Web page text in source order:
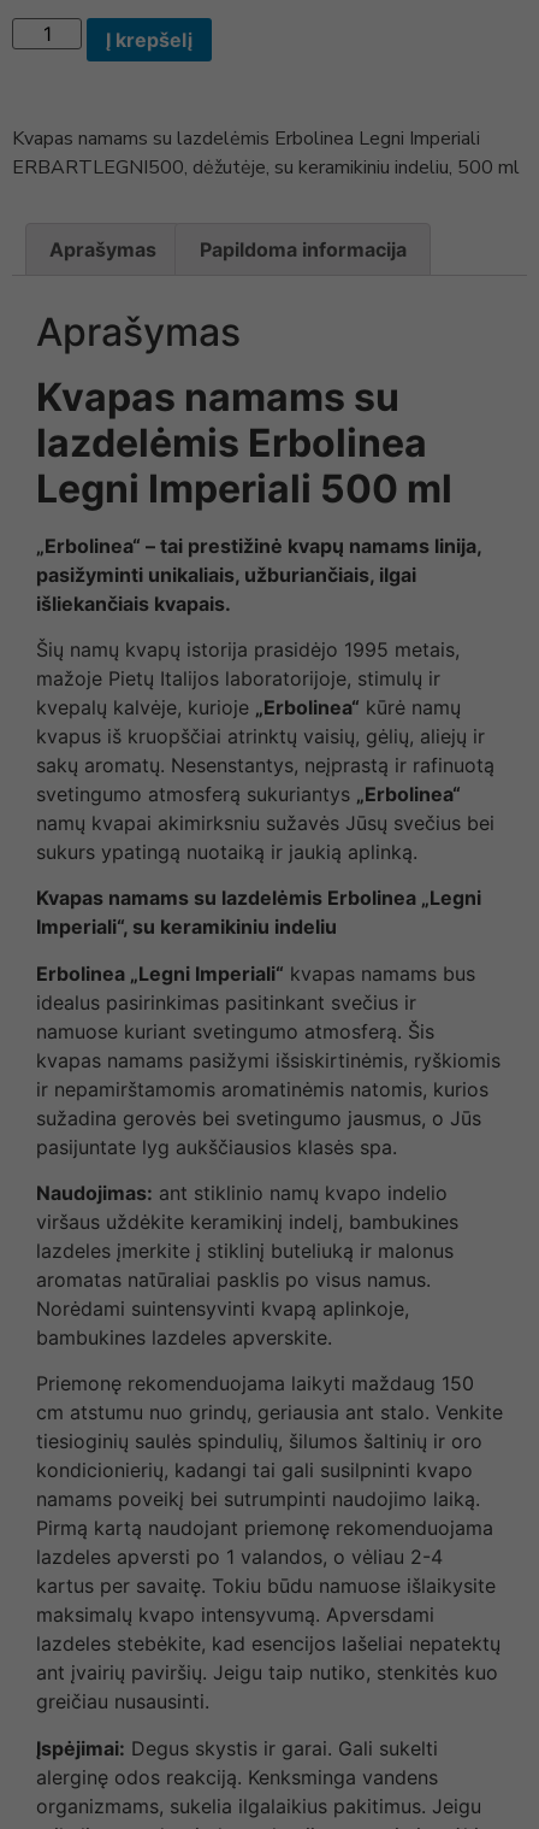
Į krepšelį
Kvapas namams su lazdelėmis Erbolinea Legni Imperiali
ERBARTLEGNI500, dėžutėje, su keramikiniu indeliu, 500 ml
Aprašymas Papildoma informacija
Aprašymas
Kvapas namams su
lazdelėmis Erbolinea
Legni Imperiali 500 ml
„Erbolinea“ – tai prestižinė kvapų namams linija,
pasižyminti unikaliais, užburiančiais, ilgai
išliekančiais kvapais.
Šių namų kvapų istorija prasidėjo 1995 metais,
mažoje Pietų Italijos laboratorijoje, stimulų ir
kvepalų kalvėje, kurioje „Erbolinea“ kūrė namų
kvapus iš kruopščiai atrinktų vaisių, gėlių, aliejų ir
sakų aromatų. Nesenstantys, neįprastą ir rafinuotą
svetingumo atmosferą sukuriantys „Erbolinea“
namų kvapai akimirksniu sužavės Jūsų svečius bei
sukurs ypatingą nuotaiką ir jaukią aplinką.
Kvapas namams su lazdelėmis Erbolinea „Legni
Imperiali“, su keramikiniu indeliu
Erbolinea „Legni Imperiali“ kvapas namams bus
idealus pasirinkimas pasitinkant svečius ir
namuose kuriant svetingumo atmosferą. Šis
kvapas namams pasižymi išsiskirtinėmis, ryškiomis
ir nepamirštamomis aromatinėmis natomis, kurios
sužadina gerovės bei svetingumo jausmus, o Jūs
pasijuntate lyg aukščiausios klasės spa.
Naudojimas: ant stiklinio namų kvapo indelio
viršaus uždėkite keramikinį indelį, bambukines
lazdeles įmerkite į stiklinį buteliuką ir malonus
aromatas natūraliai pasklis po visus namus.
Norėdami suintensyvinti kvapą aplinkoje,
bambukines lazdeles apverskite.
Priemonę rekomenduojama laikyti maždaug 150
cm atstumu nuo grindų, geriausia ant stalo. Venkite
tiesioginių saulės spindulių, šilumos šaltinių ir oro
kondicionierių, kadangi tai gali susilpninti kvapo
namams poveikį bei sutrumpinti naudojimo laiką.
Pirmą kartą naudojant priemonę rekomenduojama
lazdeles apversti po 1 valandos, o vėliau 2-4
kartus per savaitę. Tokiu būdu namuose išlaikysite
maksimalų kvapo intensyvumą. Apversdami
lazdeles stebėkite, kad esencijos lašeliai nepatektų
ant įvairių paviršių. Jeigu taip nutiko, stenkitės kuo
greičiau nusausinti.
Įspėjimai: Degus skystis ir garai. Gali sukelti
alerginę odos reakciją. Kenksminga vandens
organizmams, sukelia ilgalaikius pakitimus. Jeigu